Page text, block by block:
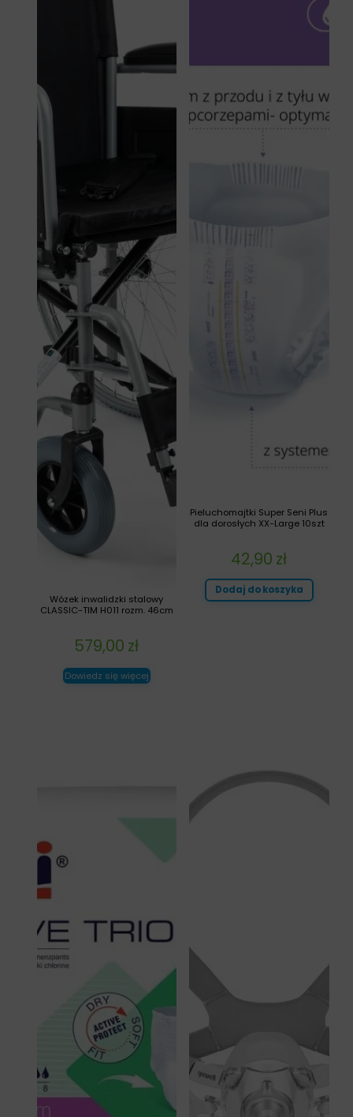
Pieluchomajtki Super Seni Plus
dla dorosłych XX-Large 10szt
42,90 zł
Dodaj do koszyka
Wózek inwalidzki stalowy
CLASSIC-TIM H011 rozm. 46cm
579,00 zł
Dowiedz się więcej